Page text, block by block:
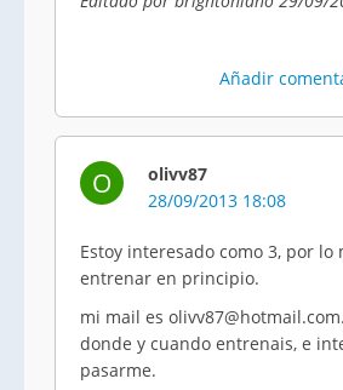
Añadir
O
olivv87
28/09/2013 18:08
Estoy interesado como 3, por lo
entrenar en principio.
mi mail es
donde y cuando entrenais, e
pasarme.